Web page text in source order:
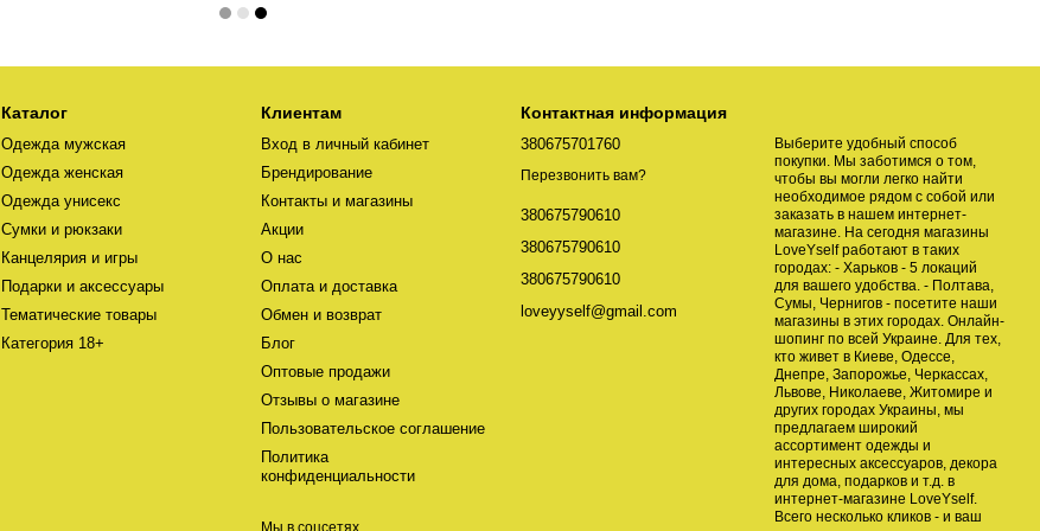
Каталог
Одежда мужская
Одежда женская
Одежда унисекс
Сумки и рюкзаки
Канцелярия и игры
Подарки и аксессуары
Тематические товары
Категория 18+
Клиентам
Вход в личный кабинет
Брендирование
Контакты и магазины
Акции
О нас
Оплата и доставка
Обмен и возврат
Блог
Оптовые продажи
Отзывы о магазине
Пользовательское соглашение
Политика
конфиденциальности
Мы в соцсетях
Контактная информация
380675701760
Перезвонить вам?
380675790610
380675790610
380675790610
loveyyself@gmail.com
Выберите удобный способ
покупки. Мы заботимся о том,
чтобы вы могли легко найти
необходимое рядом с собой или
заказать в нашем интернет-
магазине. На сегодня магазины
LoveYself работают в таких
городах: - Харьков - 5 локаций
для вашего удобства. - Полтава,
Сумы, Чернигов - посетите наши
магазины в этих городах. Онлайн-
шопинг по всей Украине. Для тех,
кто живет в Киеве, Одессе,
Днепре, Запорожье, Черкассах,
Львове, Николаеве, Житомире и
других городах Украины, мы
предлагаем широкий
ассортимент одежды и
интересных аксессуаров, декора
для дома, подарков и т.д. в
интернет-магазине LoveYself.
Всего несколько кликов - и ваш